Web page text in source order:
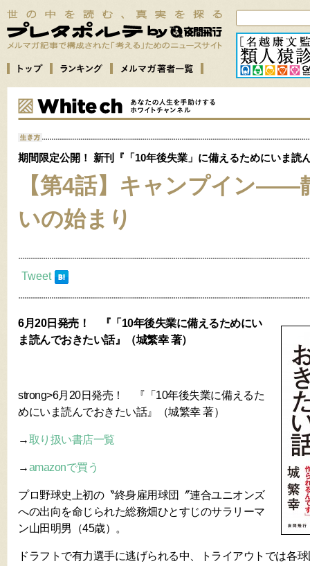
期間限定公開！ 新刊『「10年後失業」に備えるためにいま読
【第4話】キャンプイン――
いの始まり
Tweet
6月20日発売！ 『「10年後失業に備えるためにい
ま読んでおきたい話』（城繁幸 著）
strong>6月20日発売！ 『「10年後失業に備えるた
めにいま読んでおきたい話』（城繁幸 著）
→取り扱い書店一覧
→amazonで買う
プロ野球史上初の〝終身雇用球団〞連合ユニオンズ
への出向を命じられた総務畑ひとすじのサラリーマ
ン山田明男（45歳）。
ドラフトで有力選手に逃げられる中、トライアウトでは各